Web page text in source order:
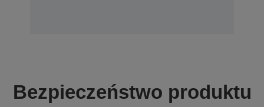
Bezpieczeństwo produktu